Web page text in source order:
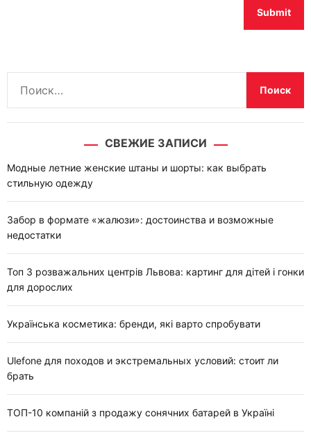
:
СВЕЖИЕ ЗАПИСИ
Модные летние женские штаны и шорты: как выбрать
стильную одежду
Забор в формате «жалюзи»: достоинства и возможные
недостатки
Топ 3 розважальних центрів Львова: картинг для дітей і гонки
для дорослих
Українська косметика: бренди, які варто спробувати
Ulefone для походов и экстремальных условий: стоит ли
брать
ТОП-10 компаній з продажу сонячних батарей в Україні